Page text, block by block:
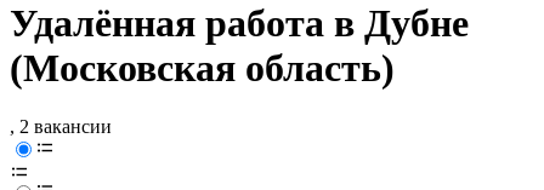
Удалённая работа в Дубне
(Московская область)
, 2 вакансии